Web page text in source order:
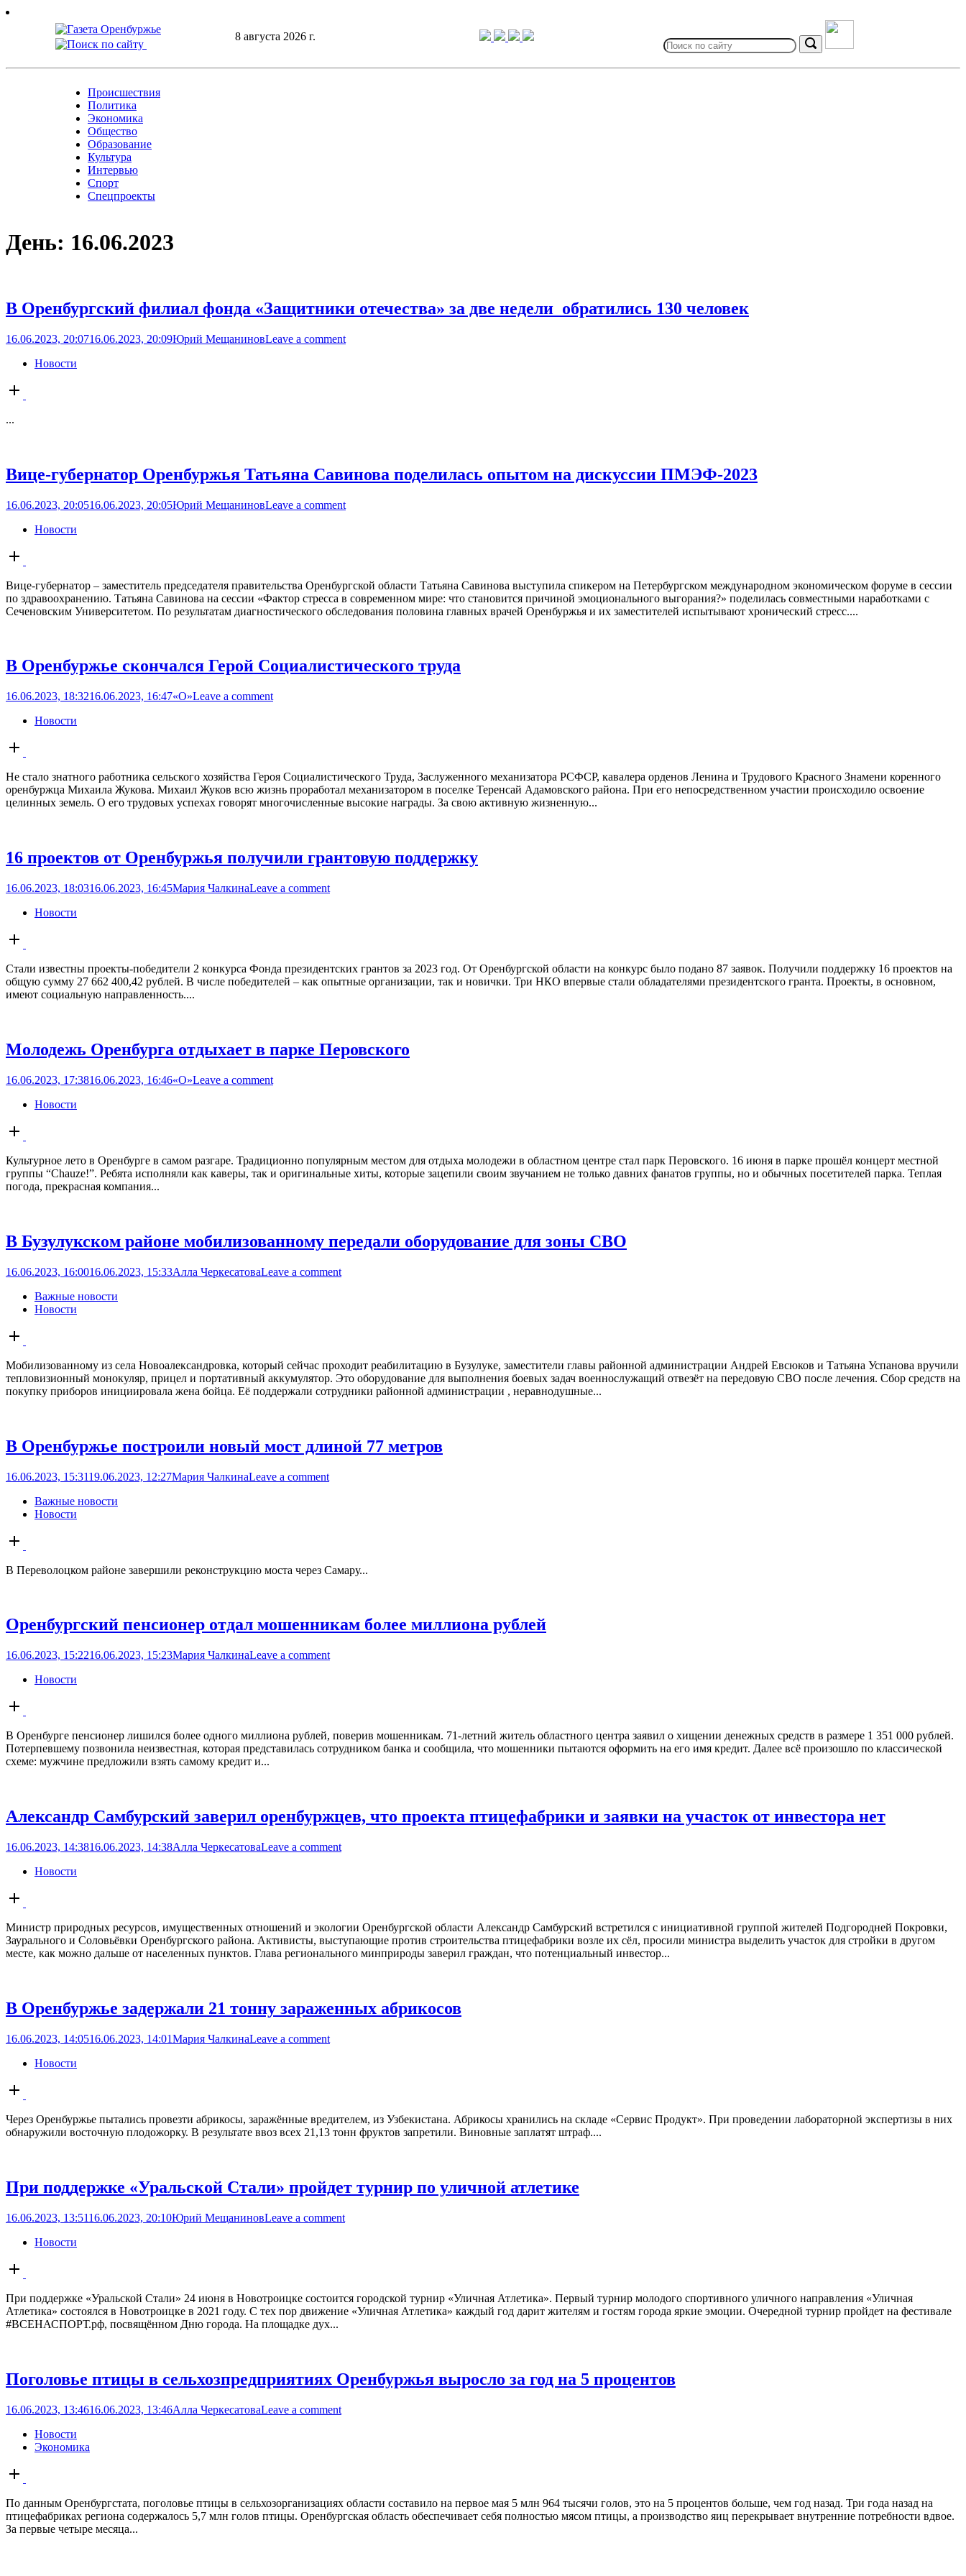
Skip
8 августа 2026 г.
for:
Search
Происшествия
Политика
Экономика
Общество
Образование
Культура
Интервью
Спорт
Спецпроекты
День: 16.06.2023
В Оренбургский филиал фонда «Защитники отечества» за две недели обратились 130 человек
16.06.2023, 20:0716.06.2023, 20:09Юрий МещаниновLeave a comment
Новости
Open
post
...
Вице-губернатор Оренбуржья Татьяна Савинова поделилась опытом на дискуссии ПМЭФ-2023
16.06.2023, 20:0516.06.2023, 20:05Юрий МещаниновLeave a comment
Новости
Open
post
Вице-губернатор – заместитель председателя правительства Оренбургской области Татьяна Савинова выступила спикером на Петербургском международном экономическом форуме в сессии
по здравоохранению. Татьяна Савинова на сессии «Фактор стресса в современном мире: что становится причиной эмоционального выгорания?» поделилась совместными наработками с
Сеченовским Университетом. По результатам диагностического обследования половина главных врачей Оренбуржья и их заместителей испытывают хронический стресс....
В Оренбуржье скончался Герой Социалистического труда
16.06.2023, 18:3216.06.2023, 16:47«О»Leave a comment
Новости
Open
post
Не стало знатного работника сельского хозяйства Героя Социалистического Труда, Заслуженного механизатора РСФСР, кавалера орденов Ленина и Трудового Красного Знамени коренного
оренбуржца Михаила Жукова. Михаил Жуков всю жизнь проработал механизатором в поселке Теренсай Адамовского района. При его непосредственном участии происходило освоение
целинных земель. О его трудовых успехах говорят многочисленные высокие награды. За свою активную жизненную...
16 проектов от Оренбуржья получили грантовую поддержку
16.06.2023, 18:0316.06.2023, 16:45Мария ЧалкинаLeave a comment
Новости
Open
post
Стали известны проекты-победители 2 конкурса Фонда президентских грантов за 2023 год. От Оренбургской области на конкурс было подано 87 заявок. Получили поддержку 16 проектов на
общую сумму 27 662 400,42 рублей. В числе победителей – как опытные организации, так и новички. Три НКО впервые стали обладателями президентского гранта. Проекты, в основном,
имеют социальную направленность....
Молодежь Оренбурга отдыхает в парке Перовского
16.06.2023, 17:3816.06.2023, 16:46«О»Leave a comment
Новости
Open
post
Культурное лето в Оренбурге в самом разгаре. Традиционно популярным местом для отдыха молодежи в областном центре стал парк Перовского. 16 июня в парке прошёл концерт местной
группы “Chauze!”. Ребята исполняли как каверы, так и оригинальные хиты, которые зацепили своим звучанием не только давних фанатов группы, но и обычных посетителей парка. Теплая
погода, прекрасная компания...
В Бузулукском районе мобилизованному передали оборудование для зоны СВО
16.06.2023, 16:0016.06.2023, 15:33Алла ЧеркесатоваLeave a comment
Важные новости
Новости
Open
post
Мобилизованному из села Новоалександровка, который сейчас проходит реабилитацию в Бузулуке, заместители главы районной администрации Андрей Евсюков и Татьяна Успанова вручили
тепловизионный монокуляр, прицел и портативный аккумулятор. Это оборудование для выполнения боевых задач военнослужащий отвезёт на передовую СВО после лечения. Сбор средств на
покупку приборов инициировала жена бойца. Её поддержали сотрудники районной администрации , неравнодушные...
В Оренбуржье построили новый мост длиной 77 метров
16.06.2023, 15:3119.06.2023, 12:27Мария ЧалкинаLeave a comment
Важные новости
Новости
Open
post
В Переволоцком районе завершили реконструкцию моста через Самару...
Оренбургский пенсионер отдал мошенникам более миллиона рублей
16.06.2023, 15:2216.06.2023, 15:23Мария ЧалкинаLeave a comment
Новости
Open
post
В Оренбурге пенсионер лишился более одного миллиона рублей, поверив мошенникам. 71-летний житель областного центра заявил о хищении денежных средств в размере 1 351 000 рублей.
Потерпевшему позвонила неизвестная, которая представилась сотрудником банка и сообщила, что мошенники пытаются оформить на его имя кредит. Далее всё произошло по классической
схеме: мужчине предложили взять самому кредит и...
Александр Самбурский заверил оренбуржцев, что проекта птицефабрики и заявки на участок от инвестора нет
16.06.2023, 14:3816.06.2023, 14:38Алла ЧеркесатоваLeave a comment
Новости
Open
post
Министр природных ресурсов, имущественных отношений и экологии Оренбургской области Александр Самбурский встретился с инициативной группой жителей Подгородней Покровки,
Заурального и Соловьёвки Оренбургского района. Активисты, выступающие против строительства птицефабрики возле их сёл, просили министра выделить участок для стройки в другом
месте, как можно дальше от населенных пунктов. Глава регионального минприроды заверил граждан, что потенциальный инвестор...
В Оренбуржье задержали 21 тонну зараженных абрикосов
16.06.2023, 14:0516.06.2023, 14:01Мария ЧалкинаLeave a comment
Новости
Open
post
Через Оренбуржье пытались провезти абрикосы, заражённые вредителем, из Узбекистана. Абрикосы хранились на складе «Сервис Продукт». При проведении лабораторной экспертизы в них
обнаружили восточную плодожорку. В результате ввоз всех 21,13 тонн фруктов запретили. Виновные заплатят штраф....
При поддержке «Уральской Стали» пройдет турнир по уличной атлетике
16.06.2023, 13:5116.06.2023, 20:10Юрий МещаниновLeave a comment
Новости
Open
post
При поддержке «Уральской Стали» 24 июня в Новотроицке состоится городской турнир «Уличная Атлетика». Первый турнир молодого спортивного уличного направления «Уличная
Атлетика» состоялся в Новотроицке в 2021 году. С тех пор движение «Уличная Атлетика» каждый год дарит жителям и гостям города яркие эмоции. Очередной турнир пройдет на фестивале
#ВСЕНАСПОРТ.рф, посвящённом Дню города. На площадке дух...
Поголовье птицы в сельхозпредприятиях Оренбуржья выросло за год на 5 процентов
16.06.2023, 13:4616.06.2023, 13:46Алла ЧеркесатоваLeave a comment
Новости
Экономика
Open
post
По данным Оренбургстата, поголовье птицы в сельхозорганизациях области составило на первое мая 5 млн 964 тысячи голов, это на 5 процентов больше, чем год назад. Три года назад на
птицефабриках региона содержалось 5,7 млн голов птицы. Оренбургская область обеспечивает себя полностью мясом птицы, а производство яиц перекрывает внутренние потребности вдвое.
За первые четыре месяца...